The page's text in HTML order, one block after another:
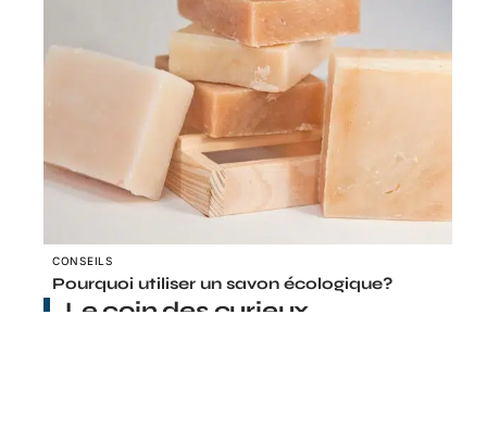
CONSEILS
Pourquoi utiliser un savon écologique?
Le coin des curieux